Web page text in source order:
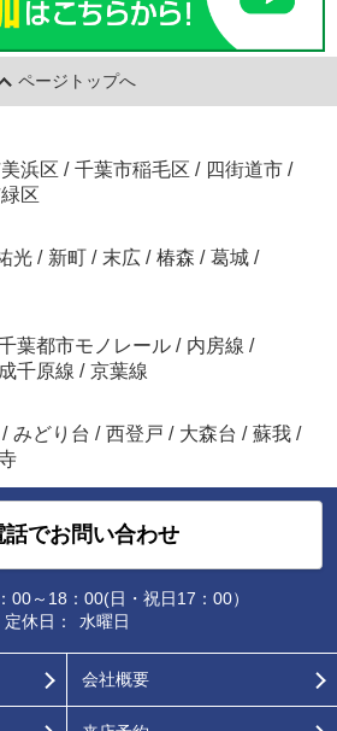
ページトップへ
浜区 / 千葉市稲毛区 / 四街道市 /
区
光 / 新町 / 末広 / 椿森 / 葛城 /
葉都市モノレール / 内房線 /
千原線 / 京葉線
/ みどり台 / 西登戸 / 大森台 / 蘇我 /
話でお問い合わせ
00～18：00(日・祝日17：00）
定休日：
水曜日
会社概要